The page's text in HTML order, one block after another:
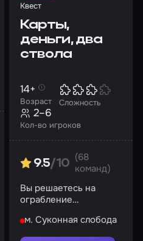
Квест
Карты,
деньги, два
ствола
Возраст
14+
Сложность
Кол-во игроков
2–6
9.5/10
(68
команд)
Вы решаетесь на
ограбление
которое принадлежит
известному гангстеру
м. Суконная слобода